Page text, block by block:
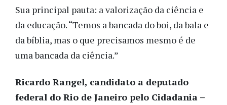
Sua principal pauta: a valorização da ciência e
da educação. “Temos a bancada do boi, da bala e
da bíblia, mas o que precisamos mesmo é de
uma bancada da ciência.”
Ricardo Rangel, candidato a deputado
federal do Rio de Janeiro pelo Cidadania –